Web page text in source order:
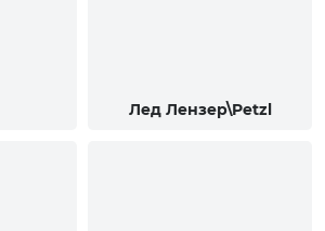
Лед Лензер\Petzl